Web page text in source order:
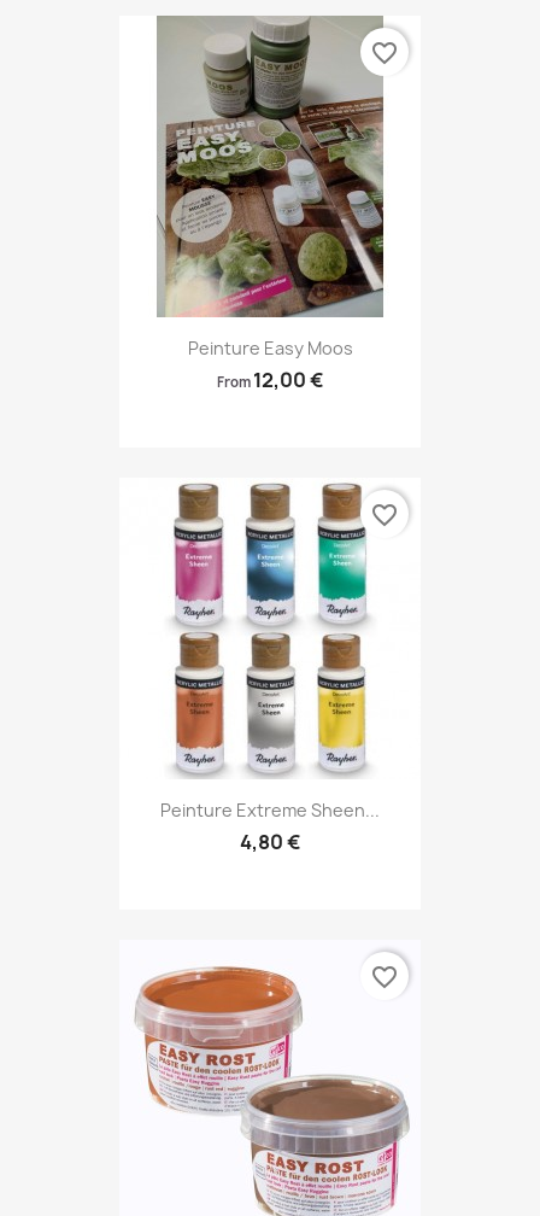
Peinture Easy Moos
From 12,00 €
favorite_border
Peinture Extreme Sheen...
4,80 €
favorite_border
favorite_border